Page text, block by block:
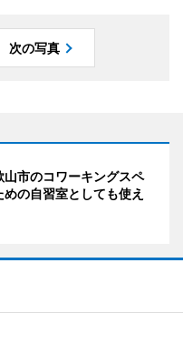
次の写真
山市のコワーキングスペ
の自習室としても使え